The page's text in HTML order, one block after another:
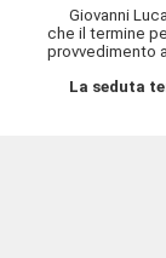
Giovanni
che il termine
provvedimento
La seduta